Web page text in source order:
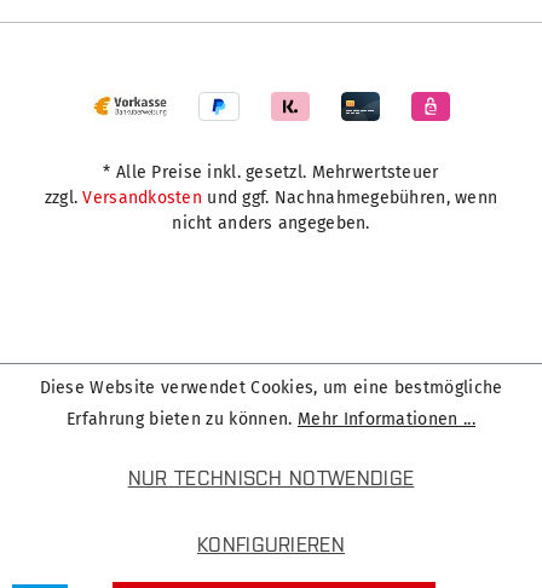
* Alle Preise inkl. gesetzl. Mehrwertsteuer
zzgl.Versandkosten und ggf. Nachnahmegebühren, wenn
nicht anders angegeben.
Diese Website verwendet Cookies, um eine bestmögliche
Erfahrung bieten zu können. Mehr Informationen ...
NUR TECHNISCH NOTWENDIGE
KONFIGURIEREN